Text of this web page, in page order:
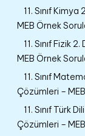
11. Sınıf
MEB Örnek
11. Sınıf Fizik
MEB Örnek
11. Sınıf
Çözümleri –
11. Sınıf Türk
Çözümleri –